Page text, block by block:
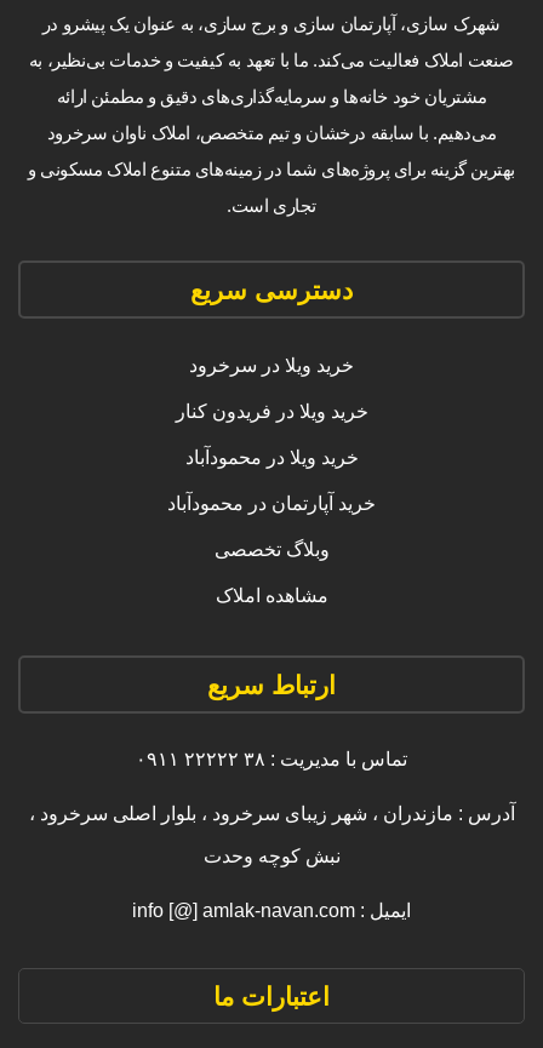
شهرک سازی، آپارتمان سازی و برج سازی، به عنوان یک پیشرو در
صنعت املاک فعالیت می‌کند. ما با تعهد به کیفیت و خدمات بی‌نظیر، به
مشتریان خود خانه‌ها و سرمایه‌گذاری‌های دقیق و مطمئن ارائه
می‌دهیم. با سابقه درخشان و تیم متخصص، املاک ناوان سرخرود
بهترین گزینه برای پروژه‌های شما در زمینه‌های متنوع املاک مسکونی و
تجاری است.
دسترسی سریع
خرید ویلا در سرخرود
خرید ویلا در فریدون کنار
خرید ویلا در محمودآباد
خرید آپارتمان در محمودآباد
وبلاگ تخصصی
مشاهده املاک
ارتباط سریع
تماس با مدیریت : ۳۸ ۲۲۲۲۲ ۰۹۱۱
آدرس : مازندران ، شهر زیبای سرخرود ، بلوار اصلی سرخرود ،
نبش کوچه وحدت
ایمیل : info [@] amlak-navan.com
اعتبارات ما